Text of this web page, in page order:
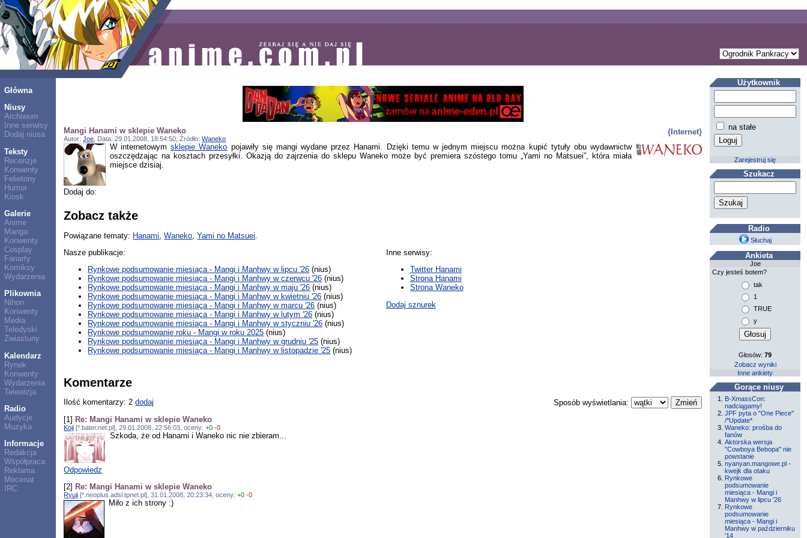
Główna
Niusy
Archiwum
Inne serwisy
Dodaj niusa
Teksty
Recenzje
Konwenty
Felietony
Humor
Kiosk
Galerie
Anime
Manga
Konwenty
Cosplay
Fanarty
Komiksy
Wydarzenia
Plikownia
Nihon
Konwenty
Media
Teledyski
Zwiastuny
Kalendarz
Rynek
Konwenty
Wydarzenia
Telewizja
Radio
Audycje
Muzyka
Informacje
Redakcja
Współpraca
Reklama
Mecenat
IRC
{Internet}
Mangi Hanami w sklepie Waneko
Autor:Joe , Data: 29.01.2008, 18:54:50, Źródło:Waneko
W internetowymsklepie Waneko pojawiły się mangi wydane przez Hanami. Dzięki temu w jednym miejscu można kupić tytuły obu wydawnictw
oszczędzając na kosztach przesyłki. Okazją do zajrzenia do sklepu Waneko może być premiera szóstego tomu „Yami no Matsuei”, która miała
miejsce dzisiaj.
Dodaj do:
Zobacz także
Powiązane tematy: Hanami ,Waneko ,Yami no Matsuei
Nasze publikacje:
Rynkowe podsumowanie miesiąca - Mangi i Manhwy w lipcu '26 (nius)
Rynkowe podsumowanie miesiąca - Mangi i Manhwy w czerwcu '26 (nius)
Rynkowe podsumowanie miesiąca - Mangi i Manhwy w maju '26 (nius)
Rynkowe podsumowanie miesiąca - Mangi i Manhwy w kwietniu '26 (nius)
Rynkowe podsumowanie miesiąca - Mangi i Manhwy w marcu '26 (nius)
Rynkowe podsumowanie miesiąca - Mangi i Manhwy w lutym '26 (nius)
Rynkowe podsumowanie miesiąca - Mangi i Manhwy w styczniu '26 (nius)
Rynkowe podsumowanie roku - Mangi w roku 2025 (nius)
Rynkowe podsumowanie miesiąca - Mangi i Manhwy w grudniu '25 (nius)
Rynkowe podsumowanie miesiąca - Mangi i Manhwy w listopadzie '25 (nius)
Inne serwisy:
Twitter Hanami
Strona Hanami
Strona Waneko
Dodaj sznurek
Komentarze
Sposób wyświetlania:
Ilość komentarzy: 2dodaj
[1] Re: Mangi Hanami w sklepie Waneko
Koji [*.bater.net.pl], 29.01.2008, 22:56:03, oceny:+0 -0
Szkoda, że od Hanami i Waneko nic nie zbieram...
Odpowiedz
[2] Re: Mangi Hanami w sklepie Waneko
Ryuji [*.neoplus.adsl.tpnet.pl], 31.01.2008, 20:23:34, oceny:+0 -0
Miło z ich strony :)
Użytkownik
na stałe
Zarejestruj się
Szukacz
Radio
Słuchaj
Ankieta
Joe
Czy jesteś botem?
tak
1
TRUE
y
Głosów:79
Zobacz wyniki
Inne ankiety
Gorące niusy
B-XmassCon:
nadciągamy!
JPF pyta o "One Piece"
/*Update*
Waneko: prośba do
fanów
Aktorska wersja
"Cowboya Bebopa" nie
powstanie
nyanyan.mangowe.pl -
kwejk dla otaku
Rynkowe
podsumowanie
miesiąca - Mangi i
Manhwy w lipcu '26
Rynkowe
podsumowanie
miesiąca - Mangi i
Manhwy w październiku
'14